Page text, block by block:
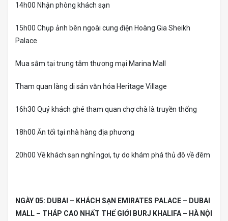
14h00 Nhận phòng khách sạn
15h00 Chụp ảnh bên ngoài cung điện Hoàng Gia Sheikh
Palace
Mua sắm tại trung tâm thương mại Marina Mall
Tham quan làng di sản văn hóa Heritage Village
16h30 Quý khách ghé tham quan chợ chà là truyền thống
18h00 Ăn tối tại nhà hàng địa phương
20h00 Về khách sạn nghỉ ngơi, tự do khám phá thủ đô về đêm
NGÀY 05: DUBAI – KHÁCH SẠN EMIRATES PALACE – DUBAI
MALL – THÁP CAO NHẤT THẾ GIỚI BURJ KHALIFA – HÀ NỘI